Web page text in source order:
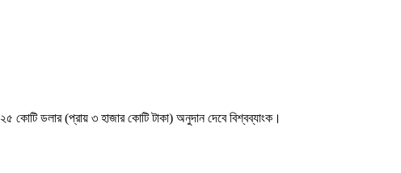
কোটি ডলার (প্রায় ৩ হাজার কোটি টাকা) অনুদান দেবে বিশ্বব্যাংক।